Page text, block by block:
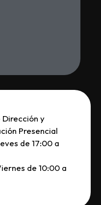
Dirección y
Presencial
de 17:00 a
de 10:00 a